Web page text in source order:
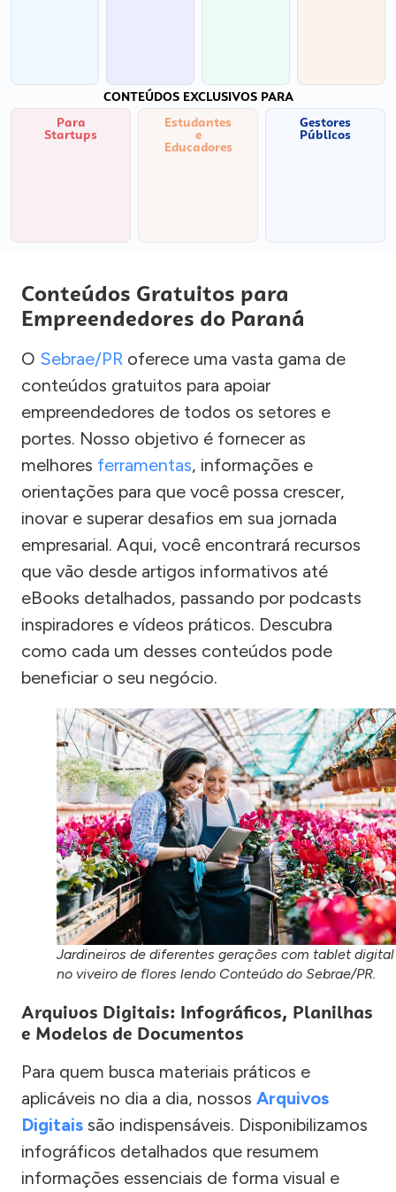
CONTEÚDOS EXCLUSIVOS PARA
Para
Startups
Estudantes
e
Educadores
Gestores
Públicos
Conteúdos Gratuitos para
Empreendedores do Paraná
O Sebrae/PR oferece uma vasta gama de
conteúdos gratuitos para apoiar
empreendedores de todos os setores e
portes. Nosso objetivo é fornecer as
melhores ferramentas, informações e
orientações para que você possa crescer,
inovar e superar desafios em sua jornada
empresarial. Aqui, você encontrará recursos
que vão desde artigos informativos até
eBooks detalhados, passando por podcasts
inspiradores e vídeos práticos. Descubra
como cada um desses conteúdos pode
beneficiar o seu negócio.
Jardineiros de diferentes gerações com tablet digital
no viveiro de flores lendo Conteúdo do Sebrae/PR.
Arquivos Digitais: Infográficos, Planilhas
e Modelos de Documentos
Para quem busca materiais práticos e
aplicáveis no dia a dia, nossos Arquivos
Digitais são indispensáveis. Disponibilizamos
infográficos detalhados que resumem
informações essenciais de forma visual e